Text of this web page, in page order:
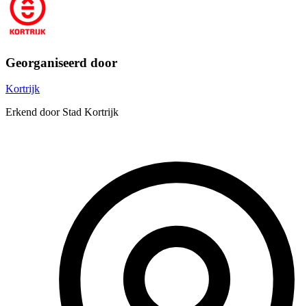
Georganiseerd door
Kortrijk
Erkend door Stad Kortrijk